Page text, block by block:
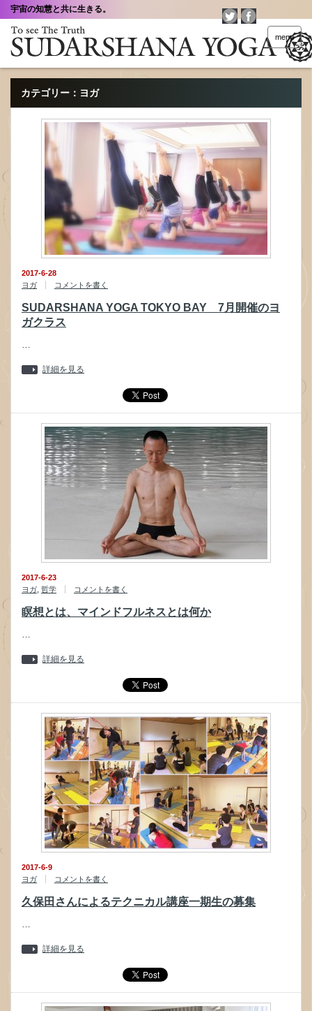
宇宙の知慧と共に生きる。
menu
カテゴリー：ヨガ
2017-6-28
ヨガ
コメントを書く
SUDARSHANA YOGA TOKYO BAY 7月開催のヨ
ガクラス
…
詳細を見る
2017-6-23
ヨガ 哲学 コメントを書く
瞑想とは、マインドフルネスとは何か
…
詳細を見る
2017-6-9
ヨガ
コメントを書く
久保田さんによるテクニカル講座一期生の募集
…
詳細を見る